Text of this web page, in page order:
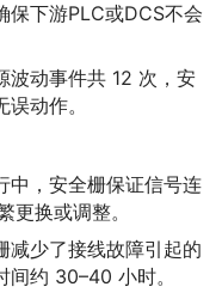
保下游PLC或DCS不会
波动事件共 12 次，安
动作。
中，安全栅保证信号连
更换或调整。
减少了接线故障引起的
约 30–40 小时。